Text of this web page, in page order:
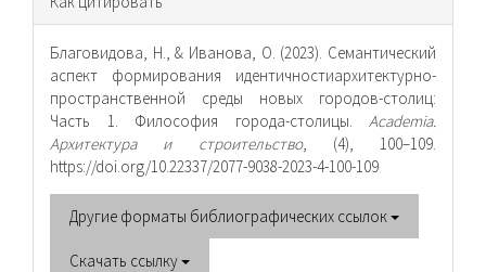
о статье
Благовидова, Н., & Иванова, О. (2023). Семантический
аспект формирования идентичностиархитектурно-
пространственной среды новых городов-столиц:
Часть 1. Философия города-столицы. Academia.
Архитектура и строительство, (4), 100–109.
https://doi.org/10.22337/2077-9038-2023-4-100-109
Другие форматы библиографических ссылок
Скачать ссылку